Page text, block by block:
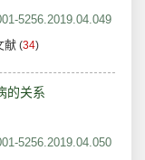
5256.2019.04.049
献 (34)
的关系
5256.2019.04.050